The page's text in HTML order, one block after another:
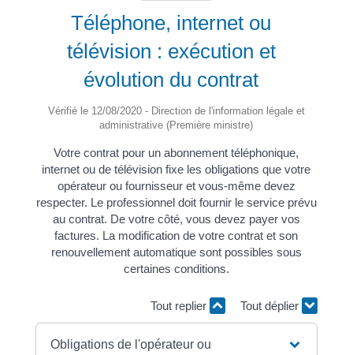
Téléphone, internet ou
télévision : exécution et
évolution du contrat
Vérifié le 12/08/2020 - Direction de l'information légale et
administrative (Première ministre)
Votre contrat pour un abonnement téléphonique,
internet ou de télévision fixe les obligations que votre
opérateur ou fournisseur et vous-même devez
respecter. Le professionnel doit fournir le service prévu
au contrat. De votre côté, vous devez payer vos
factures. La modification de votre contrat et son
renouvellement automatique sont possibles sous
certaines conditions.
Tout replier Tout déplier
Obligations de l'opérateur ou